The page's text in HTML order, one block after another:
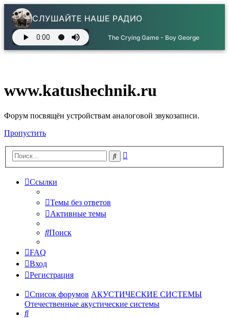
СЛУШАЙТЕ НАШЕ РАДИО
The Crying Game - Boy George
www.katushechnik.ru
Форум посвящён устройствам аналоговой звукозаписи.
Пропустить
Поиск
Ссылки
Темы без ответов
Активные темы
Поиск
FAQ
Вход
Регистрация
Список форумов АКУСТИЧЕСКИЕ СИСТЕМЫ
Отечественные акустические системы
Поиск